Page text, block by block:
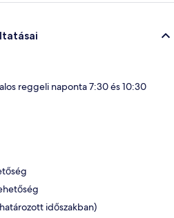
reggeli naponta 7:30 és 10:30
időszakban)